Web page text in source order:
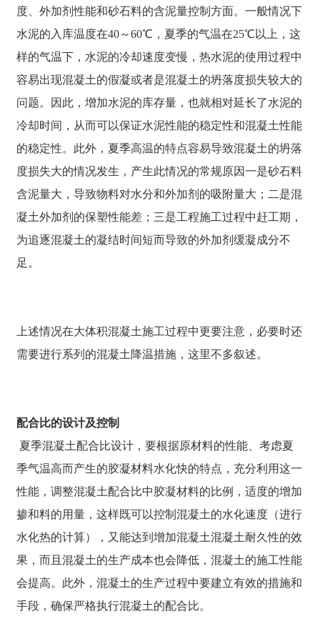
度、外加剂性能和砂石料的含泥量控制方面。一般情况下
水泥的入库温度在40～60℃，夏季的气温在25℃以上，这
样的气温下，水泥的冷却速度变慢，热水泥的使用过程中
容易出现混凝土的假凝或者是混凝土的坍落度损失较大的
问题。因此，增加水泥的库存量，也就相对延长了水泥的
冷却时间，从而可以保证水泥性能的稳定性和混凝土性能
的稳定性。此外，夏季高温的特点容易导致混凝土的坍落
度损失大的情况发生，产生此情况的常规原因一是砂石料
含泥量大，导致物料对水分和外加剂的吸附量大；二是混
凝土外加剂的保塑性能差；三是工程施工过程中赶工期，
为追逐混凝土的凝结时间短而导致的外加剂缓凝成分不
足。
上述情况在大体积混凝土施工过程中更要注意，必要时还
需要进行系列的混凝土降温措施，这里不多叙述。
配合比的设计及控制
夏季混凝土配合比设计，要根据原材料的性能、考虑夏
季气温高而产生的胶凝材料水化快的特点，充分利用这一
性能，调整混凝土配合比中胶凝材料的比例，适度的增加
掺和料的用量，这样既可以控制混凝土的水化速度（进行
水化热的计算），又能达到增加混凝土混凝土耐久性的效
果，而且混凝土的生产成本也会降低，混凝土的施工性能
会提高。此外，混凝土的生产过程中要建立有效的措施和
手段，确保严格执行混凝土的配合比。